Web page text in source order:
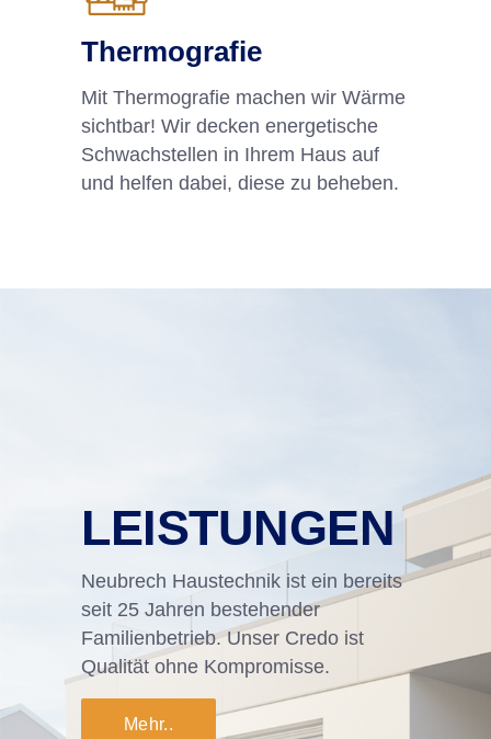
Thermografie
Mit Thermografie machen wir Wärme
sichtbar! Wir decken energetische
Schwachstellen in Ihrem Haus auf
und helfen dabei, diese zu beheben.
LEISTUNGEN
Neubrech Haustechnik ist ein bereits
seit 25 Jahren bestehender
Familienbetrieb. Unser Credo ist
Qualität ohne Kompromisse.
Mehr..